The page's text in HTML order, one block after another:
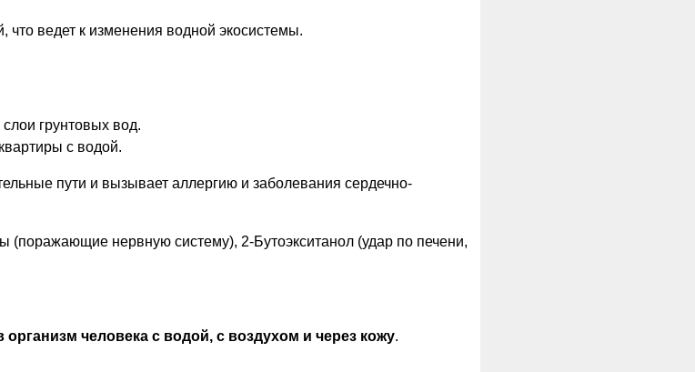
ведет к изменения водной экосистемы.
грунтовых вод.
с водой.
пути и вызывает аллергию и заболевания сердечно-
(поражающие нервную систему), 2-Бутоэкситанол (удар по печени,
человека с водой, с воздухом и через кожу.